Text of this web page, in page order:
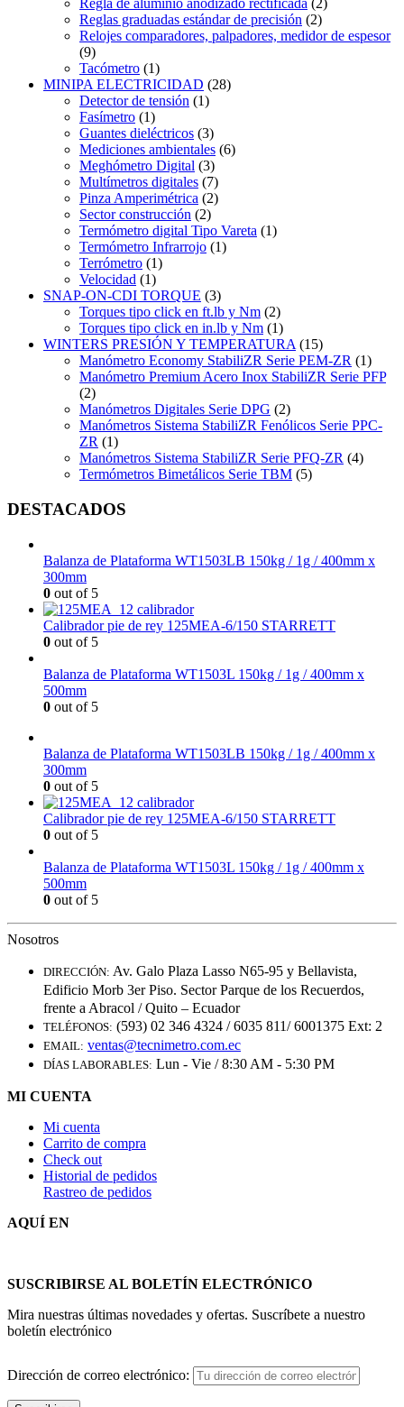
Regla de aluminio anodizado rectificada (2)
Reglas graduadas estándar de precisión (2)
Relojes comparadores, palpadores, medidor de espesor
(9)
Tacómetro (1)
MINIPA ELECTRICIDAD (28)
Detector de tensión (1)
Fasímetro (1)
Guantes dieléctricos (3)
Mediciones ambientales (6)
Meghómetro Digital (3)
Multímetros digitales (7)
Pinza Amperimétrica (2)
Sector construcción (2)
Termómetro digital Tipo Vareta (1)
Termómetro Infrarrojo (1)
Terrómetro (1)
Velocidad (1)
SNAP-ON-CDI TORQUE (3)
Torques tipo click en ft.lb y Nm (2)
Torques tipo click en in.lb y Nm (1)
WINTERS PRESIÓN Y TEMPERATURA (15)
Manómetro Economy StabiliZR Serie PEM-ZR (1)
Manómetro Premium Acero Inox StabiliZR Serie PFP
(2)
Manómetros Digitales Serie DPG (2)
Manómetros Sistema StabiliZR Fenólicos Serie PPC-
ZR (1)
Manómetros Sistema StabiliZR Serie PFQ-ZR (4)
Termómetros Bimetálicos Serie TBM (5)
DESTACADOS
Balanza de Plataforma WT1503LB 150kg / 1g / 400mm x
300mm
0 out of 5
Calibrador pie de rey 125MEA-6/150 STARRETT
0 out of 5
Balanza de Plataforma WT1503L 150kg / 1g / 400mm x
500mm
0 out of 5
Balanza de Plataforma WT1503LB 150kg / 1g / 400mm x
300mm
0 out of 5
Calibrador pie de rey 125MEA-6/150 STARRETT
0 out of 5
Balanza de Plataforma WT1503L 150kg / 1g / 400mm x
500mm
0 out of 5
Nosotros
DIRECCIÓN: Av. Galo Plaza Lasso N65-95 y Bellavista,
Edificio Morb 3er Piso. Sector Parque de los Recuerdos,
frente a Abracol / Quito – Ecuador
TELÉFONOS: (593) 02 346 4324 / 6035 811/ 6001375 Ext: 2
EMAIL: ventas@tecnimetro.com.ec
DÍAS LABORABLES: Lun - Vie / 8:30 AM - 5:30 PM
MI CUENTA
Mi cuenta
Carrito de compra
Check out
Historial de pedidos
Rastreo de pedidos
AQUÍ EN
SUSCRIBIRSE AL BOLETÍN ELECTRÓNICO
Mira nuestras últimas novedades y ofertas. Suscríbete a nuestro
boletín electrónico
Dirección de correo electrónico: